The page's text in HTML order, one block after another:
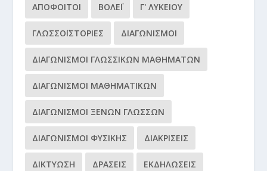
ΑΠΌΦΟΙΤΟΙ ΒΌΛΕΪ Γ' ΛΥΚΕΊΟΥ
ΓΛΩΣΣΟΪΣΤΟΡΊΕΣ ΔΙΑΓΩΝΙΣΜΟΊ
ΔΙΑΓΩΝΙΣΜΟΊ ΓΛΩΣΣΙΚΏΝ ΜΑΘΗΜΆΤΩΝ
ΔΙΑΓΩΝΙΣΜΟΊ ΜΑΘΗΜΑΤΙΚΏΝ
ΔΙΑΓΩΝΙΣΜΟΊ ΞΈΝΩΝ ΓΛΩΣΣΏΝ
ΔΙΑΓΩΝΙΣΜΟΊ ΦΥΣΙΚΉΣ ΔΙΑΚΡΊΣΕΙΣ
ΔΙΚΤΎΩΣΗ ΔΡΆΣΕΙΣ ΕΚΔΗΛΏΣΕΙΣ